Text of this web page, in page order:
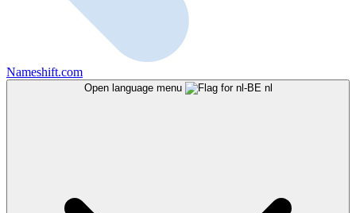
Nameshift.com
Open language menu nl